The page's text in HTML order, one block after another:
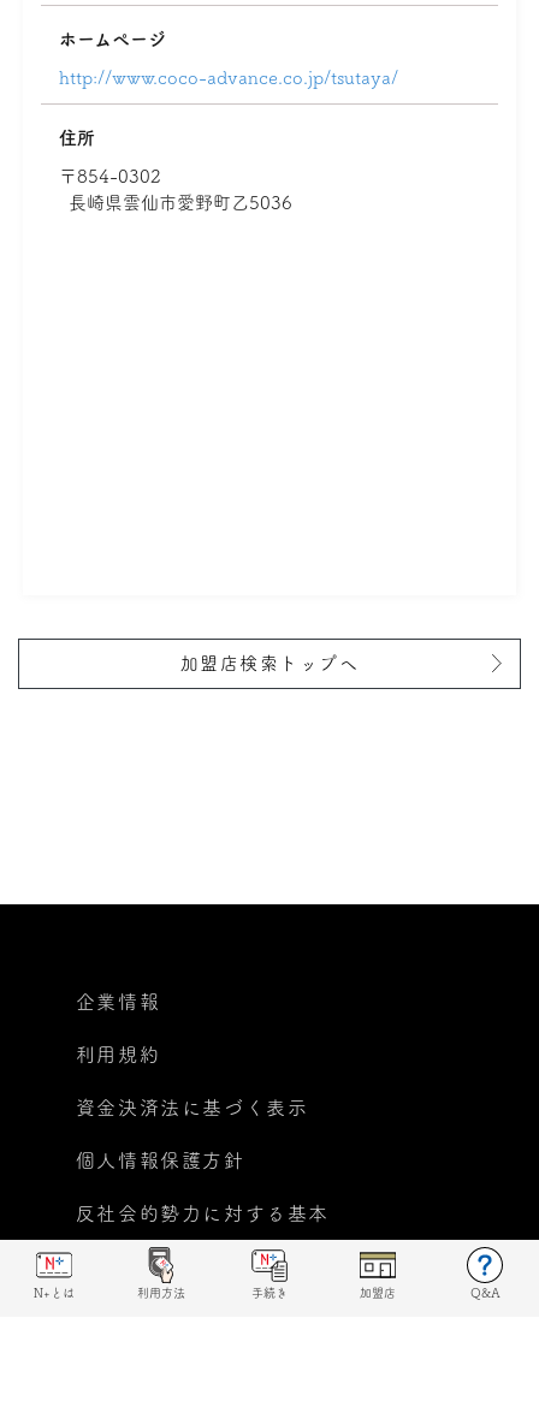
ホームページ
http://www.coco-advance.co.jp/tsutaya/
住所
〒854-0302
長崎県雲仙市愛野町乙5036
加盟店検索トップへ
© 2019 N+ All rights reserved.
企業情報
利用規約
資金決済法に基づく表示
個人情報保護方針
反社会的勢力に対する基本
方針宣言
N+とは 利用方法 手続き 加盟店 Q&A